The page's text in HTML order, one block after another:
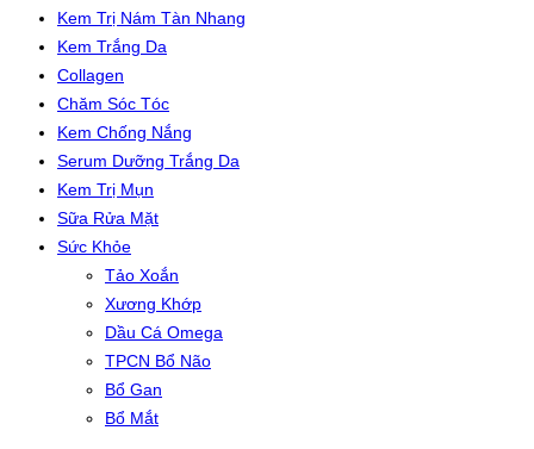
Kem Trị Nám Tàn Nhang
Kem Trắng Da
Collagen
Chăm Sóc Tóc
Kem Chống Nắng
Serum Dưỡng Trắng Da
Kem Trị Mụn
Sữa Rửa Mặt
Sức Khỏe
Tảo Xoắn
Xương Khớp
Dầu Cá Omega
TPCN Bổ Não
Bổ Gan
Bổ Mắt